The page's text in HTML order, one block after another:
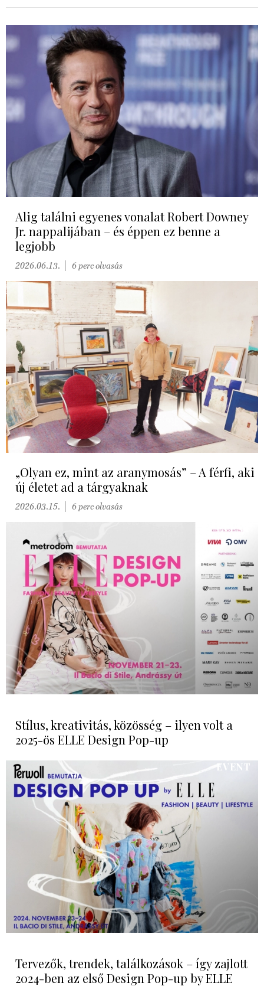
Alig találni egyenes vonalat Robert Downey
Jr. nappalijában – és éppen ez benne a
legjobb
2026.06.13. 6 perc olvasás
„Olyan ez, mint az aranymosás” – A férfi, aki
új életet ad a tárgyaknak
2026.03.15. 6 perc olvasás
EVENT
Stílus, kreativitás, közösség – ilyen volt a
2025-ös ELLE Design Pop-up
EVENT
Tervezők, trendek, találkozások – így zajlott
2024-ben az első Design Pop-up by ELLE